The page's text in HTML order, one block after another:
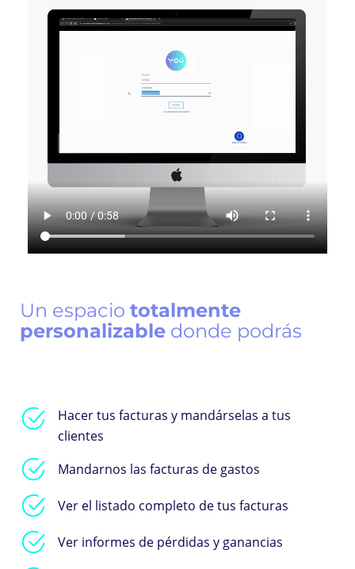
Un espacio totalmente
personalizable donde podrás
Hacer tus facturas y mandárselas a tus
clientes
Mandarnos las facturas de gastos
Ver el listado completo de tus facturas
Ver informes de pérdidas y ganancias